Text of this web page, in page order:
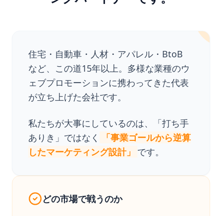
住宅・自動車・人材・アパレル・BtoB
など、この道15年以上。多様な業種のウ
ェブプロモーションに携わってきた代表
が立ち上げた会社です。
私たちが大事にしているのは、「打ち手
ありき」ではなく
「事業ゴールから逆算
したマーケティング設計」
です。
どの市場で戦うのか